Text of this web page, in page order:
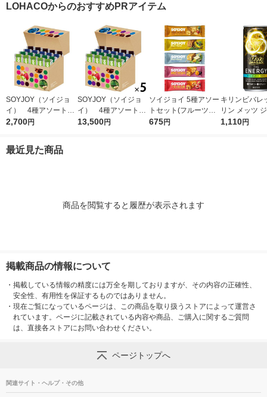
酢
LOHACOからのおすすめPRアイテム
SOYJOY（ソイジョ
イ） 4種アソートセ
ット 1箱（20本入）
2,700円
SOYJOY（ソイジョ
イ） 4種アソート
1セット（1箱（20本
13,500円
ソイジョイ 5種アソー
トセット(フルーツ＆
ベイクドチーズ・バナ
675円
キリンビバレ
リン メッツ
ジー 250ml 1
1,110円
最近見た商品
商品を閲覧すると履歴が表示されます
掲載商品の情報について
・ 掲載している情報の精度には万全を期しておりますが、その内容の正確性、
安全性、有用性を保証するものではありません。
・ 現在ご覧になっているページは、この商品を取り扱うストアによって運営さ
れています。ページに記載されている内容や商品、ご購入に関するご質問
は、直接各ストアにお問い合わせください。
ページトップへ
関連サイト・ヘルプ・その他